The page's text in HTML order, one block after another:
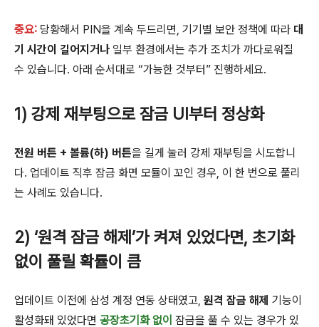
중요: 당황해서 PIN을 계속 두드리면, 기기별 보안 정책에 따라 대
기 시간이 길어지거나 일부 환경에서는 추가 조치가 까다로워질
수 있습니다. 아래 순서대로 “가능한 것부터” 진행하세요.
1) 강제 재부팅으로 잠금 UI부터 정상화
전원 버튼 + 볼륨(하) 버튼을 길게 눌러 강제 재부팅을 시도합니
다. 업데이트 직후 잠금 화면 모듈이 꼬인 경우, 이 한 번으로 풀리
는 사례도 있습니다.
2) ‘원격 잠금 해제’가 켜져 있었다면, 초기화
없이 풀릴 확률이 큼
업데이트 이전에 삼성 계정 연동 상태였고, 원격 잠금 해제 기능이
활성화돼 있었다면 공장초기화 없이 잠금을 풀 수 있는 경우가 있